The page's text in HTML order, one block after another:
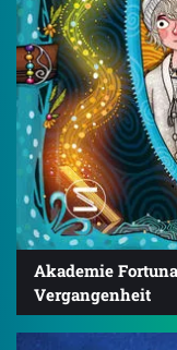
Akademie
Vergangenheit